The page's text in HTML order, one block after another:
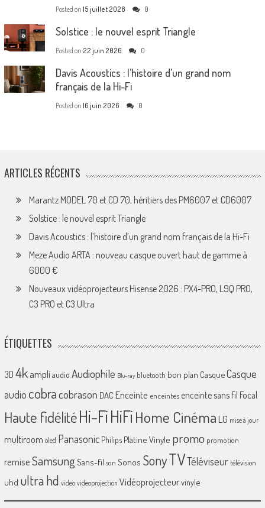
Posted on 15 juillet 2026 0
Solstice : le nouvel esprit Triangle
Posted on 22 juin 2026 0
Davis Acoustics : l’histoire d’un grand nom
français de la Hi-Fi
Posted on 16 juin 2026 0
ARTICLES RÉCENTS
Marantz MODEL 70 et CD 70, héritiers des PM6007 et CD6007
Solstice : le nouvel esprit Triangle
Davis Acoustics : l’histoire d’un grand nom français de la Hi-Fi
Meze Audio ARTA : nouveau casque ouvert haut de gamme à
6000 €
Nouveaux vidéoprojecteurs Hisense 2026 : PX4-PRO, L9Q PRO,
C3 PRO et C3 Ultra
ÉTIQUETTES
3D 4k ampliaudio Audiophile Blu-ray bluetooth bon plan CasqueCasque
audio cobracobrason DAC Enceinte enceintes enceinte sans fil Focal
Haute fidélitéHi-FiHiFiHome Cinéma LG mise à jour
multiroom oled Panasonic Philips Platine Vinyle promo promotion
remiseSamsungSans-fil son Sonos SonyTVTéléviseur télévision
uhd ultra hd video videoprojection Vidéoprojecteurvinyle